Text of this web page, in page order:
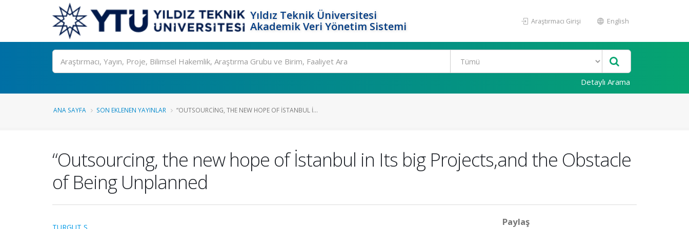
Yıldız Teknik Üniversitesi
Akademik Veri Yönetim Sistemi
Araştırmacı Girişi English
Ara
Detaylı Arama
ANA SAYFA SON EKLENEN YAYINLAR “OUTSOURCING, THE NEW HOPE OF İSTANBUL I...
“Outsourcing, the new hope of İstanbul in Its big Projects,and the Obstacle
of Being Unplanned
Paylaş